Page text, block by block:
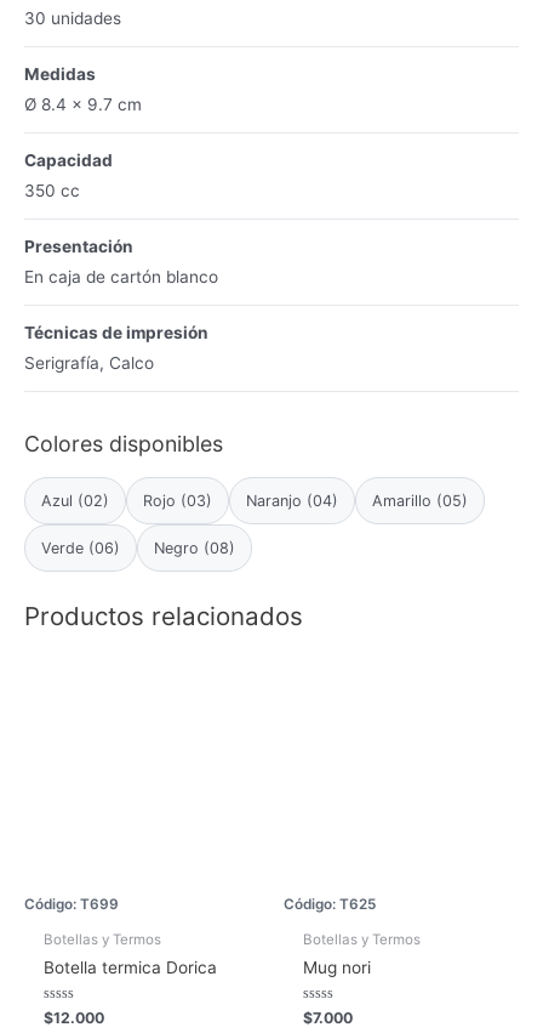
30 unidades
Medidas
Ø 8.4 x 9.7 cm
Capacidad
350 cc
Presentación
En caja de cartón blanco
Técnicas de impresión
Serigrafía, Calco
Colores disponibles
Azul (02) Rojo (03) Naranjo (04) Amarillo (05)
Verde (06) Negro (08)
Productos relacionados
Código: T699
Botellas y Termos
Botella termica Dorica
Valorado
con
$12.000
Código: T625
Botellas y Termos
Mug nori
Valorado
con
$7.000